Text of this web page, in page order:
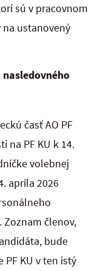
sú v pracovnom
ustanovený
časť AO PF
na PF KU k 14.
volebnej
apríla 2026
Zoznam členov,
bude
PF KU v ten istý